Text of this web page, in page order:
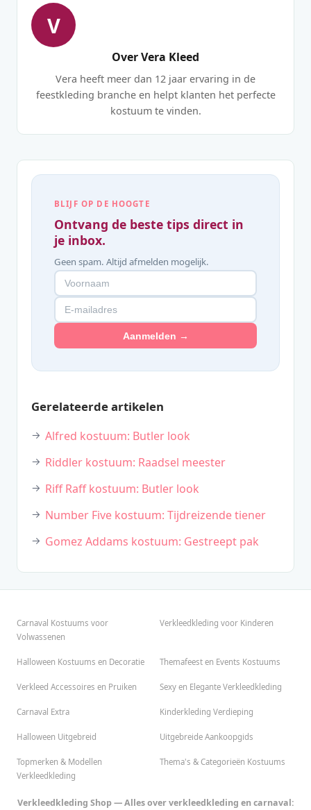
V
Over Vera Kleed
Vera heeft meer dan 12 jaar ervaring in de
feestkleding branche en helpt klanten het perfecte
kostuum te vinden.
BLIJF OP DE HOOGTE
Ontvang de beste tips direct in
je inbox.
Geen spam. Altijd afmelden mogelijk.
Aanmelden →
Gerelateerde artikelen
Alfred kostuum: Butler look
Riddler kostuum: Raadsel meester
Riff Raff kostuum: Butler look
Number Five kostuum: Tijdreizende tiener
Gomez Addams kostuum: Gestreept pak
Carnaval Kostuums voor
Volwassenen
Verkleedkleding voor Kinderen
Halloween Kostuums en Decoratie Themafeest en Events Kostuums
Verkleed Accessoires en Pruiken Sexy en Elegante Verkleedkleding
Carnaval Extra Kinderkleding Verdieping
Halloween Uitgebreid Uitgebreide Aankoopgids
Topmerken & Modellen
Verkleedkleding
Thema's & Categorieën Kostuums
Verkleedkleding Shop — Alles over verkleedkleding en carnaval: